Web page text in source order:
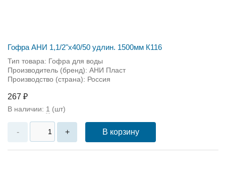
Гофра АНИ 1,1/2"х40/50 удлин. 1500мм К116
Тип товара: Гофра для воды
Производитель (бренд): АНИ Пласт
Производство (страна): Россия
267 ₽
В наличии: 1 (шт)
- + В корзину